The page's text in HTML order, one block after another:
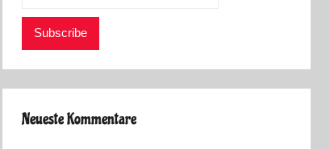
Neueste Kommentare